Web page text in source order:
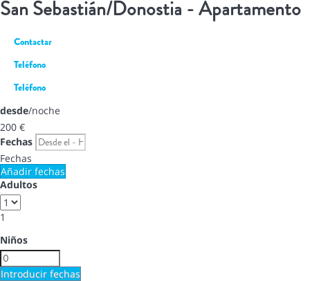
San Sebastián/Donostia -Apartamento
Contactar
Teléfono
Teléfono
desde/noche
200 €
Fechas
Fechas
Añadir fechas
Adultos
1
Niños
Introducir fechas